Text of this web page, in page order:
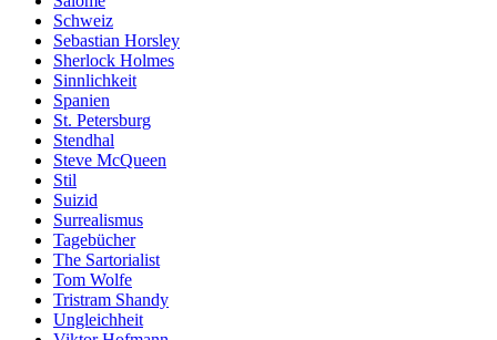
Schweiz
Sebastian Horsley
Sherlock Holmes
Sinnlichkeit
Spanien
St. Petersburg
Stendhal
Steve McQueen
Stil
Suizid
Surrealismus
Tagebücher
The Sartorialist
Tom Wolfe
Tristram Shandy
Ungleichheit